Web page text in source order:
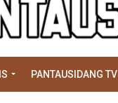
PANTAUSIDANG TV